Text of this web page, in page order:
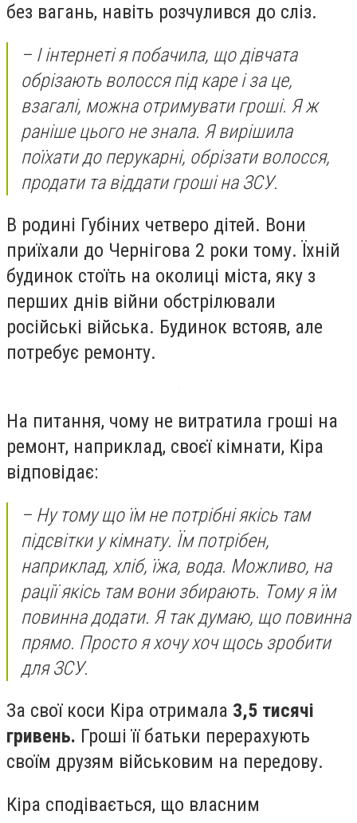
без вагань, навіть розчулився до сліз.
– І інтернеті я побачила, що дівчата
обрізають волосся під каре і за це,
взагалі, можна отримувати гроші. Я ж
раніше цього не знала. Я вирішила
поїхати до перукарні, обрізати волосся,
продати та віддати гроші на ЗСУ.
В родині Губіних четверо дітей. Вони
приїхали до Чернігова 2 роки тому. Їхній
будинок стоїть на околиці міста, яку з
перших днів війни обстрілювали
російські війська. Будинок встояв, але
потребує ремонту.
На питання, чому не витратила гроші на
ремонт, наприклад, своєї кімнати, Кіра
відповідає:
– Ну тому що їм не потрібні якісь там
підсвітки у кімнату. Їм потрібен,
наприклад, хліб, їжа, вода. Можливо, на
рації якісь там вони збирають. Тому я їм
повинна додати. Я так думаю, що повинна
прямо. Просто я хочу хоч щось зробити
для ЗСУ.
За свої коси Кіра отримала 3,5 тисячі
гривень. Гроші її батьки перерахують
своїм друзям військовим на передову.
Кіра сподівається, що власним